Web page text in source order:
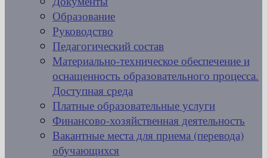
Образование
Руководство
Педагогический состав
Материально-техническое обеспечение и
оснащенность образовательного процесса.
Доступная среда
Платные образовательные услуги
Финансово-хозяйственная деятельность
Вакантные места для приема (перевода)
обучающихся